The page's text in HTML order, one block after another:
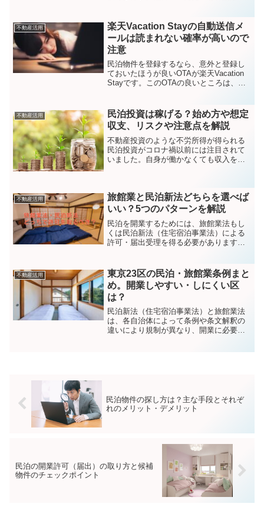
迷うホストも多いポイントです。ここで
は、執筆時点で設...
不動産活用
楽天Vacation Stayの自動送信メ
ールは読まれない確率が高いので
注意
民泊物件を登録するなら、意外と登録し
ておいたほうが良いOTAが楽天Vacation
Stayです。このOTAの良いところは、リ
してくれる点です。出稿の手間と...
不動産活用
民泊投資は稼げる？始め方や想定
収支、リスクや注意点を解説
不動産投資のような不労所得が得られる
民泊投資がコロナ禍以前には注目されて
いました。自身が働かなくても収入を得
を得られる最も手軽な手法...
不動産活用
旅館業と民泊新法どちらを選べば
いい？5つのパターンを解説
民泊を開業するためには、旅館業法もし
くは民泊新法（住宅宿泊事業法）による
許可・届出受理を得る必要があります。
ハードルは民泊新法より高くなります。
ここでは、旅館業法と民泊...
不動産活用
東京23区の民泊・旅館業条例まと
め。開業しやすい・しにくい区
は？
民泊新法（住宅宿泊事業法）と旅館業法
は、各自治体によって条例や条文解釈の
違いにより規制が異なり、開業に必要な
民泊物件の探し方は？主な手段とそれぞ
れのメリット・デメリット
民泊の開業許可（届出）の取り方と候補
物件のチェックポイント